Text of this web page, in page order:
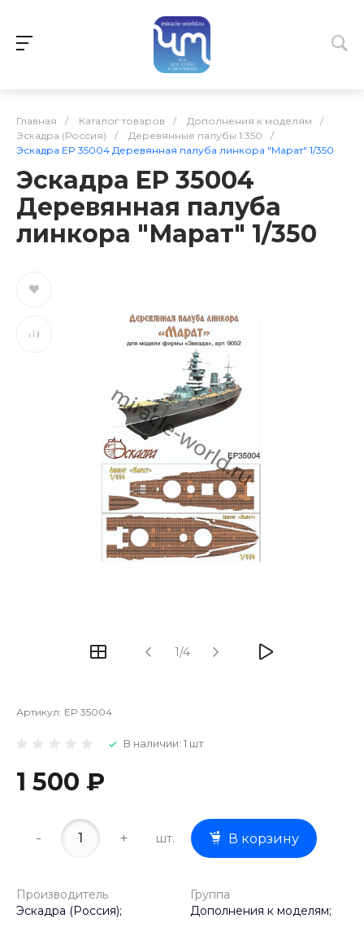
Главная / Каталог товаров / Дополнения к моделям
/
Эскадра (Россия)
/ Деревянные палубы 1:350
/
Эскадра EP 35004 Деревянная палуба линкора "Марат" 1/350
Эскадра EP 35004
Деревянная палуба
линкора "Марат" 1/350
1/4
Артикул: EP 35004
В наличии: 1 шт
1 500 ₽
- + шт. В корзину
Производитель
Эскадра (Россия);
Группа
Дополнения к моделям;